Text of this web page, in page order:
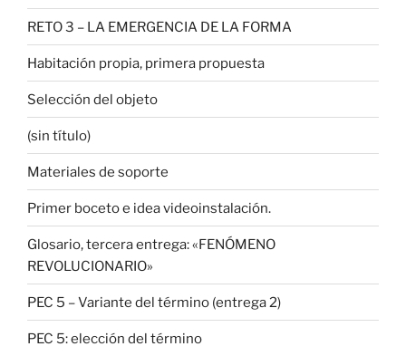
RETO 3 – LA EMERGENCIA DE LA FORMA
Habitación propia, primera propuesta
Selección del objeto
(sin título)
Materiales de soporte
Primer boceto e idea videoinstalación.
Glosario, tercera entrega: «FENÓMENO
REVOLUCIONARIO»
PEC 5 – Variante del término (entrega 2)
PEC 5: elección del término